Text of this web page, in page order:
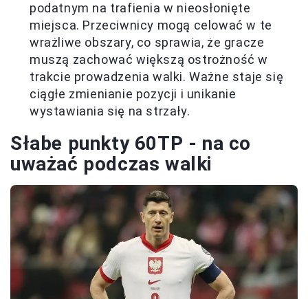
podatnym na trafienia w nieosłonięte
miejsca. Przeciwnicy mogą celować w te
wrażliwe obszary, co sprawia, że gracze
muszą zachować większą ostrożność w
trakcie prowadzenia walki. Ważne staje się
ciągłe zmienianie pozycji i unikanie
wystawiania się na strzały.
Słabe punkty 60TP - na co
uważać podczas walki